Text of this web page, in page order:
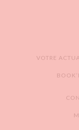
VOTRE